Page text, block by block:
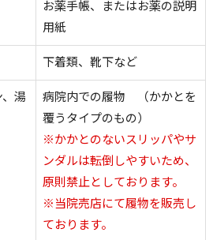
お薬手帳、またはお薬の説明
用紙
下着類、靴下など
湯
病院内での履物 （かかとを
覆うタイプのもの）
※かかとのないスリッパやサ
ンダルは転倒しやすいため、
原則禁止としております。
※当院売店にて履物を販売し
ております。